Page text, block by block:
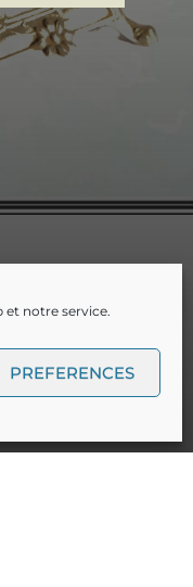
et notre service.
PREFERENCES